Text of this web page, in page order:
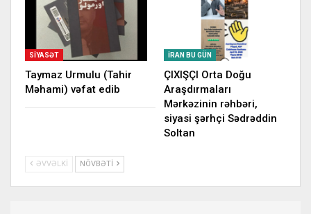
SIYASƏT
Taymaz Urmulu (Tahir
Məhami) vəfat edib
İRAN BU GÜN
ÇIXIŞÇI Orta Doğu
Araşdırmaları
Mərkəzinin rəhbəri,
siyasi şərhçi Sədrəddin
Soltan
ƏVVƏLKI NÖVBƏTI